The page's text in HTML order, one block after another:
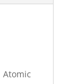
Atomic